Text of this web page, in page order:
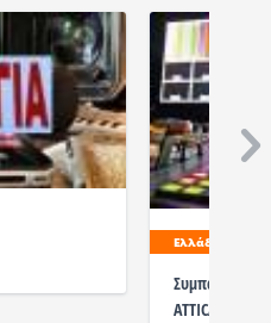
Ελλάδα
ATTICA TV